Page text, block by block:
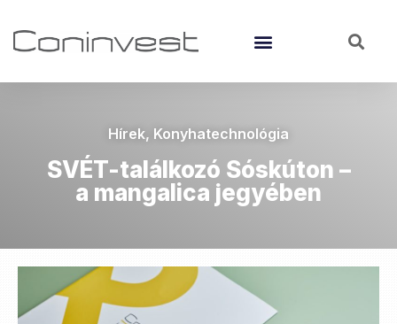
Hírek, Konyhatechnológia
SVÉT-találkozó Sóskúton –
a mangalica jegyében